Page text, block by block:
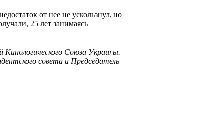
от нее не ускользнул, но
25 лет занимаясь
Кинологического Союза Украины.
совета и Председатель